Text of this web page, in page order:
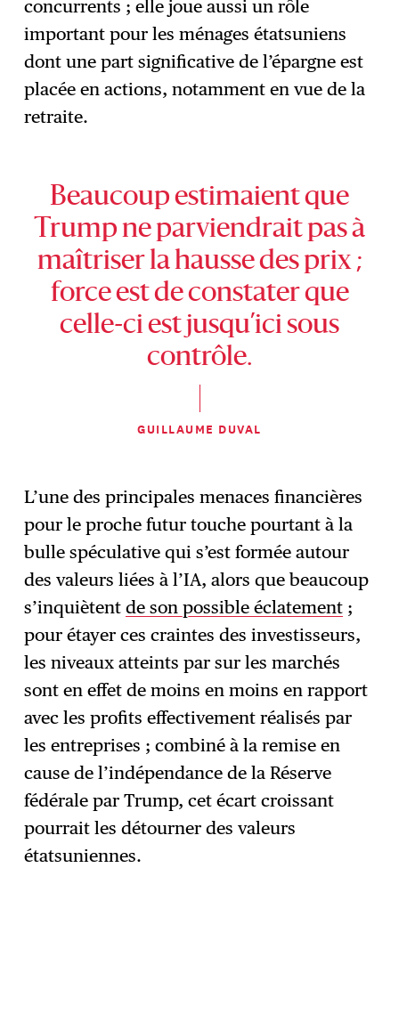
concurrents ; elle joue aussi un rôle
important pour les ménages étatsuniens
dont une part significative de l’épargne est
placée en actions, notamment en vue de la
retraite.
Beaucoup estimaient que
Trump ne parviendrait pas à
maîtriser la hausse des prix ;
force est de constater que
celle-ci est jusqu’ici sous
contrôle.
GUILLAUME DUVAL
L’une des principales menaces financières
pour le proche futur touche pourtant à la
bulle spéculative qui s’est formée autour
des valeurs liées à l’IA, alors que beaucoup
s’inquiètentde son possible éclatement ;
pour étayer ces craintes des investisseurs,
les niveaux atteints par sur les marchés
sont en effet de moins en moins en rapport
avec les profits effectivement réalisés par
les entreprises ; combiné à la remise en
cause de l’indépendance de la Réserve
fédérale par Trump, cet écart croissant
pourrait les détourner des valeurs
étatsuniennes.